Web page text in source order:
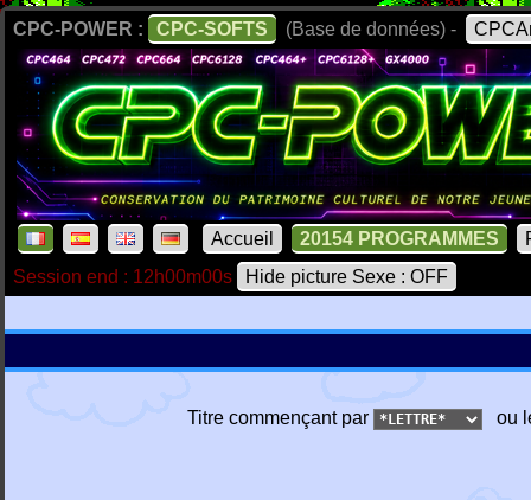
CPC-POWER : CPC-SOFTS (Base de données) -
Accueil 20154 PROGRAMMES
Session end : 12h00m00s
Hide picture Sexe : OFF
Titre commençant par ou